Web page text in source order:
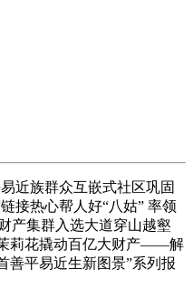
近族群众互嵌式社区巩固
接热心帮人好“八姑” 率领
产集群入选大道穿山越壑
莉花撬动百亿大财产——解
善平易近生新图景”系列报